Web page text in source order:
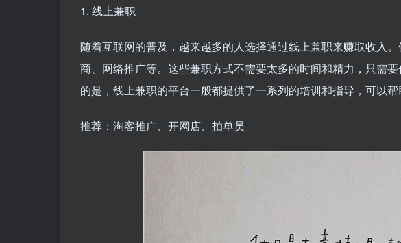
1. 线上兼职
随着互联网的普及，越来越多的人选择通过线上兼职来赚取收入
商、网络推广等。这些兼职方式不需要太多的时间和精力，只需
的是，线上兼职的平台一般都提供了一系列的培训和指导，可以帮
推荐：淘客推广、开网店、拍单员